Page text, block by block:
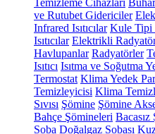
Temizleme Cihazları
ve Rutubet Gidericiler
Infrared Isıtıcılar Kule Tipi
Isıtıcılar Elektrikli
Havlupanlar Radyatörler
Isıtıcı Isıtma ve Soğutma
Termostat Klima Yedek
Temizleyicisi Klima
Sıvısı Şömine Şömine
Bahçe Şömineleri Bacasız
Soba Doğalgaz Sobası